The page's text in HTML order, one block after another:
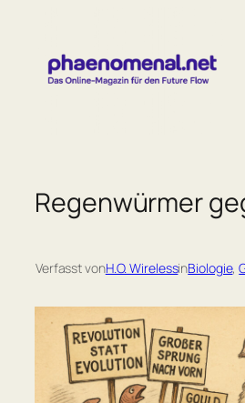
springen
Regenwürmer
Verfasst vonH.O. WirelessinBiologie,